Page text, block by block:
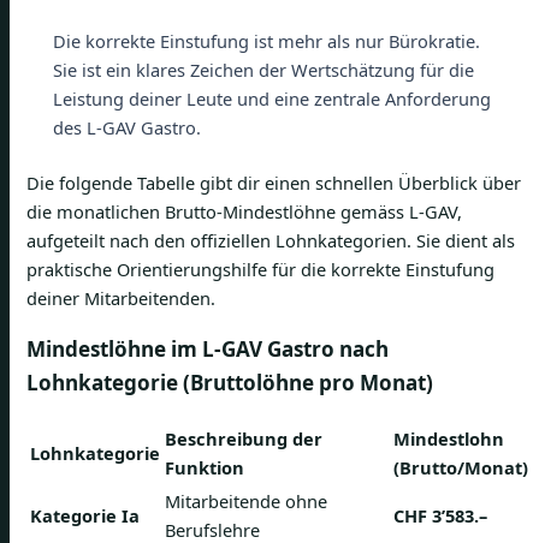
Die korrekte Einstufung ist mehr als nur Bürokratie.
Sie ist ein klares Zeichen der Wertschätzung für die
Leistung deiner Leute und eine zentrale Anforderung
des L-GAV Gastro.
Die folgende Tabelle gibt dir einen schnellen Überblick über
die monatlichen Brutto-Mindestlöhne gemäss L-GAV,
aufgeteilt nach den offiziellen Lohnkategorien. Sie dient als
praktische Orientierungshilfe für die korrekte Einstufung
deiner Mitarbeitenden.
Mindestlöhne im L-GAV Gastro nach
Lohnkategorie (Bruttolöhne pro Monat)
Lohnkategorie
Beschreibung der
Funktion
Mindestlohn
(Brutto/Monat)
Kategorie Ia
Mitarbeitende ohne
Berufslehre
CHF 3’583.–